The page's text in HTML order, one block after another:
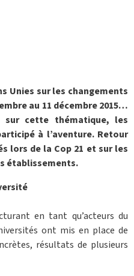
Unies sur les changements
au 11 décembre 2015…
sur cette thématique, les
à l’aventure. Retour
lors de la Cop 21 et sur les
établissements.
en tant qu’acteurs du
ont mis en place de
résultats de plusieurs